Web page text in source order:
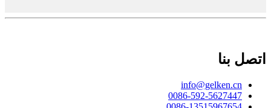
اتصل بنا
info@gelken.cn
0086-592-5627447